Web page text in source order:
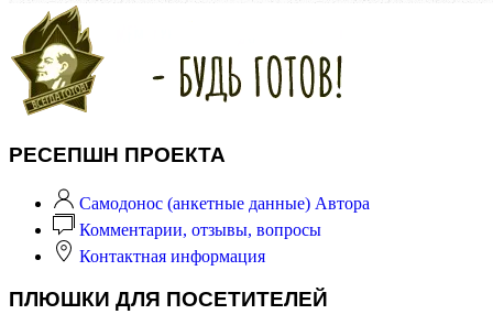
РЕСЕПШН ПРОЕКТА
Самодонос (анкетные данные) Автора
Комментарии, отзывы, вопросы
Контактная информация
ПЛЮШКИ ДЛЯ ПОСЕТИТЕЛЕЙ